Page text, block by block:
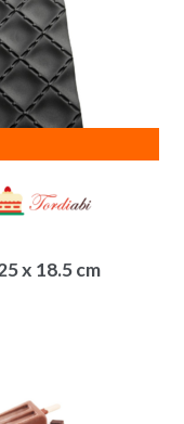
x 18.5 cm